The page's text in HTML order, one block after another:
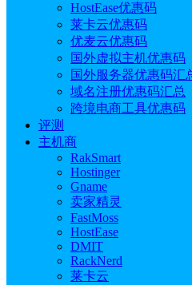
HostEase优惠码
莱卡云优惠码
优麦云优惠码
国外虚拟主机优惠码
国外服务器优惠码汇
域名注册优惠码汇总
跨境电商工具优惠码
评测
主机商
RakSmart
Hostinger
Gname
卖家精灵
FastMoss
HostEase
DMIT
RackNerd
莱卡云
云服务器远程连接失
查步骤
作者: Aimee 分类:服务器技术
更新于: 2025.09.12